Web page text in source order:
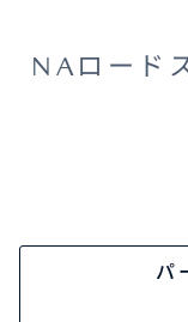
NAロード
パ